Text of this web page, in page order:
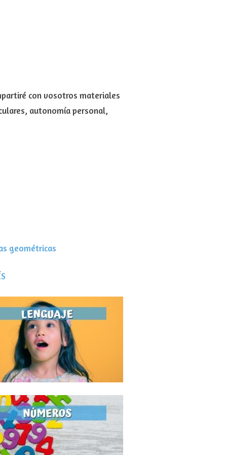
con vosotros materiales
autonomía personal,